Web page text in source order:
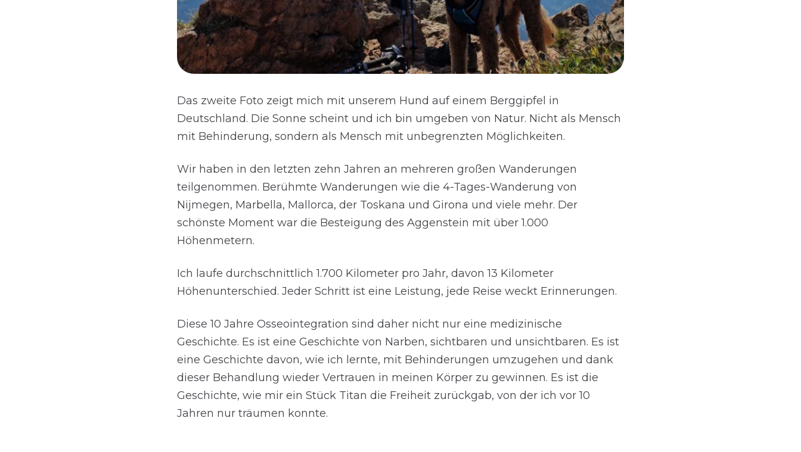
Das zweite Foto zeigt mich mit unserem Hund auf einem Berggipfel in
Deutschland. Die Sonne scheint und ich bin umgeben von Natur. Nicht als Mensch
mit Behinderung, sondern als Mensch mit unbegrenzten Möglichkeiten.
Wir haben in den letzten zehn Jahren an mehreren großen Wanderungen
teilgenommen. Berühmte Wanderungen wie die 4-Tages-Wanderung von
Nijmegen, Marbella, Mallorca, der Toskana und Girona und viele mehr. Der
schönste Moment war die Besteigung des Aggenstein mit über 1.000
Höhenmetern.
Ich laufe durchschnittlich 1.700 Kilometer pro Jahr, davon 13 Kilometer
Höhenunterschied. Jeder Schritt ist eine Leistung, jede Reise weckt Erinnerungen.
Diese 10 Jahre Osseointegration sind daher nicht nur eine medizinische
Geschichte. Es ist eine Geschichte von Narben, sichtbaren und unsichtbaren. Es ist
eine Geschichte davon, wie ich lernte, mit Behinderungen umzugehen und dank
dieser Behandlung wieder Vertrauen in meinen Körper zu gewinnen. Es ist die
Geschichte, wie mir ein Stück Titan die Freiheit zurückgab, von der ich vor 10
Jahren nur träumen konnte.